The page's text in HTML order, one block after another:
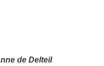
de Delteil